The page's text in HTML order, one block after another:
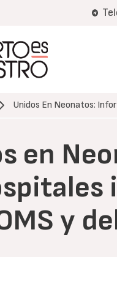
Unidos En Neonatos:
en
y